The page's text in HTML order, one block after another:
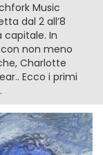
Music
dal 2 all’8
capitale. In
non meno
Charlotte
Ecco i primi